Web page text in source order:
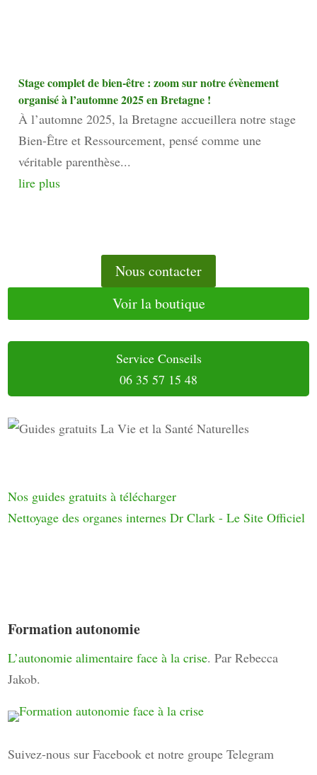
Voir la boutique
Service Conseils
06 35 57 15 48
Nos guides gratuits à télécharger
Nettoyage des organes internes Dr Clark - Le Site Officiel
Formation autonomie
L’autonomie alimentaire face à la crise. Par Rebecca
Jakob.
Suivez-nous sur Facebook et notre groupe Telegram
Stage complet de bien-être : zoom sur notre évènement
organisé à l’automne 2025 en Bretagne !
À l’automne 2025, la Bretagne accueillera notre stage
Bien-Être et Ressourcement, pensé comme une
véritable parenthèse...
lire plus
Nous contacter